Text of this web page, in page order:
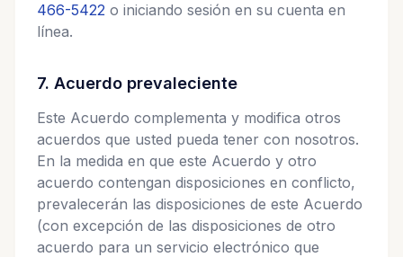
466-5422 o iniciando sesión en su cuenta en
línea.
7. Acuerdo prevaleciente
Este Acuerdo complementa y modifica otros
acuerdos que usted pueda tener con nosotros.
En la medida en que este Acuerdo y otro
acuerdo contengan disposiciones en conflicto,
prevalecerán las disposiciones de este Acuerdo
(con excepción de las disposiciones de otro
acuerdo para un servicio electrónico que